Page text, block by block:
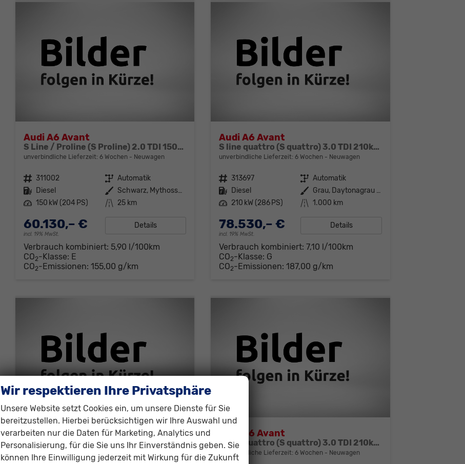
Audi A6 Avant
S Line / Proline (S Proline) 2.0 TDI 150kW (204 PS) quattro 7-Gang-Tiptronic
unverbindliche Lieferzeit: 6 Wochen Neuwagen
Fahrzeugnr. 311002 Getriebe Automatik
Kraftstoff Diesel Außenfarbe
Schwarz, Mythosschwarz Metallic (0E)
Leistung 150 kW (204 PS) Kilometerstand 25 km
60.130,– €
incl. 19% MwSt.
Details
Verbrauch kombiniert: 5,90 l/100km
CO2-Klasse: E
CO2-Emissionen: 155,00 g/km
Audi A6 Avant
S line quattro (S quattro) 3.0 TDI 210kW (286 PS) 8-Stufen tiptronic
unverbindliche Lieferzeit:6 Wochen Neuwagen
Fahrzeugnr. 313697 Getriebe Automatik
Kraftstoff Diesel Außenfarbe
Grau, Daytonagrau Perleffekt (6Y)
Leistung 210 kW (286 PS) Kilometerstand 1.000 km
78.530,– €
incl. 19% MwSt.
Details
Verbrauch kombiniert:7,10 l/100km
CO2-Klasse: G
CO2-Emissionen:187,00 g/km
Audi A6 Avant
2.0 150 kW TDI quattro (2.0 quattro) 150kW (204 PS) 7-Gang S-tronic
unverbindliche Lieferzeit:6 Wochen Neuwagen
Audi A6 Avant
S line quattro (S quattro) 3.0 TDI 210kW (286 PS) 8-Stufen tiptronic
unverbindliche Lieferzeit: 6 Wochen Neuwagen
Wir respektieren Ihre Privatsphäre
Unsere Website setzt Cookies ein, um unsere Dienste für Sie
bereitzustellen. Hierbei berücksichtigen wir Ihre Auswahl und
verarbeiten nur die Daten für Marketing, Analytics und
Personalisierung, für die Sie uns Ihr Einverständnis geben. Sie
können Ihre Einwilligung jederzeit mit Wirkung für die Zukunft